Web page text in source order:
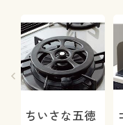
ちいさな五徳